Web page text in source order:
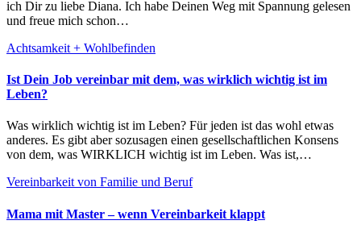
ich Dir zu liebe Diana. Ich habe Deinen Weg mit Spannung gelesen
und freue mich schon…
Achtsamkeit + Wohlbefinden
Ist Dein Job vereinbar mit dem, was wirklich wichtig ist im
Leben?
Was wirklich wichtig ist im Leben? Für jeden ist das wohl etwas
anderes. Es gibt aber sozusagen einen gesellschaftlichen Konsens
von dem, was WIRKLICH wichtig ist im Leben. Was ist,…
Vereinbarkeit von Familie und Beruf
Mama mit Master – wenn Vereinbarkeit klappt